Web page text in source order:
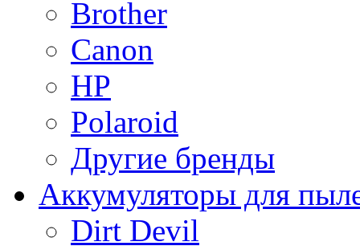
Brother
Canon
HP
Polaroid
Другие бренды
Аккумуляторы для
Dirt Devil